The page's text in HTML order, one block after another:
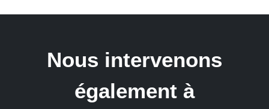
Nous intervenons
également à